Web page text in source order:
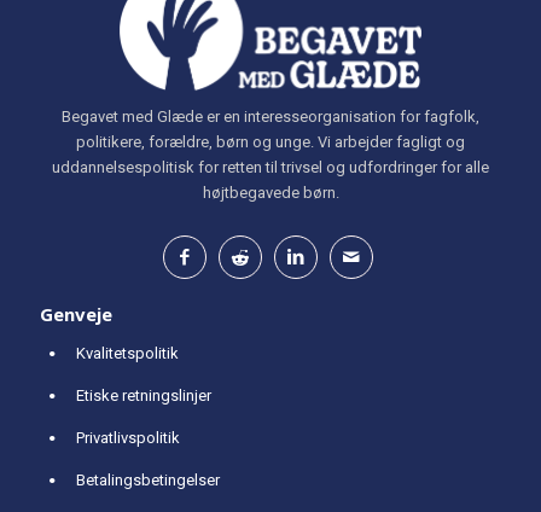
Begavet med Glæde er en interesseorganisation for fagfolk,
politikere, forældre, børn og unge. Vi arbejder fagligt og
uddannelsespolitisk for retten til trivsel og udfordringer for alle
højtbegavede børn.
Genveje
Kvalitetspolitik
Etiske retningslinjer
Privatlivspolitik
Betalingsbetingelser